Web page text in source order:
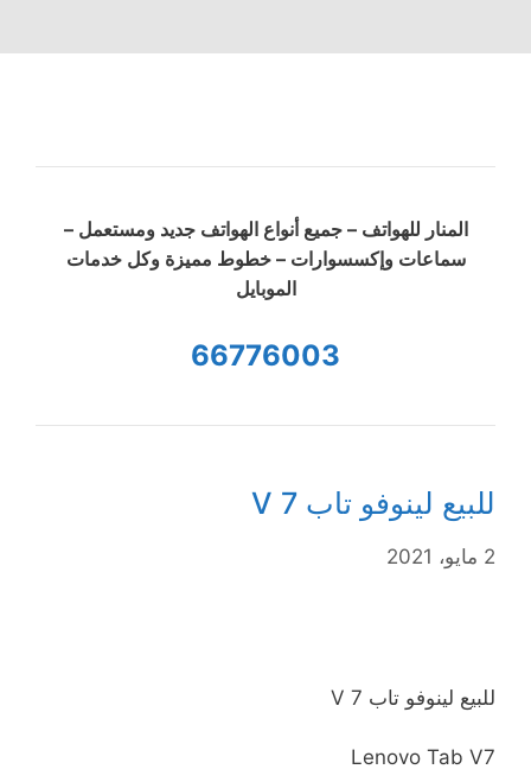
المنار للهواتف – جميع أنواع الهواتف جديد ومستعمل –
سماعات وإكسسوارات – خطوط مميزة وكل خدمات
الموبايل
66776003
للبيع لينوفو تاب V 7
2 مايو، 2021
للبيع لينوفو تاب V 7
Lenovo Tab V7